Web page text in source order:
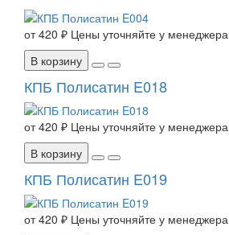
от 420 ₽ Цены уточняйте у менеджера
В корзину
КПБ Полисатин E018
от 420 ₽ Цены уточняйте у менеджера
В корзину
КПБ Полисатин E019
от 420 ₽ Цены уточняйте у менеджера